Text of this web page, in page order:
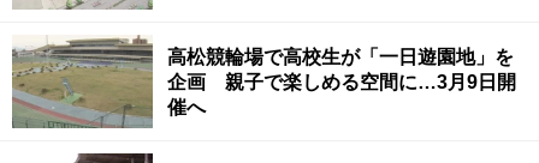
高松競輪場で高校生が「一日遊園地」を
企画 親子で楽しめる空間に…3月9日開
催へ